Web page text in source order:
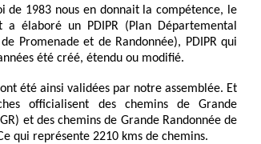
de 1983 nous en donnait la compétence, le
a élaboré un PDIPR (Plan Départemental
Promenade et de Randonnée), PDIPR qui
été créé, étendu ou modifié.
été ainsi validées par notre assemblée. Et
officialisent des chemins de Grande
et des chemins de Grande Randonnée de
qui représente 2210 kms de chemins.